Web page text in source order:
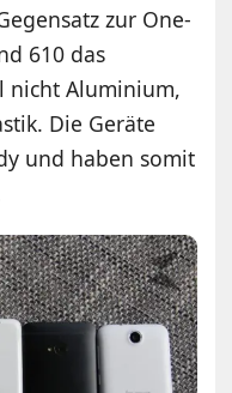
zur One-
610 das
nicht Aluminium,
Die Geräte
und haben somit